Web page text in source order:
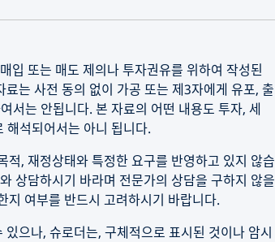
입 또는 매도 제의나 투자권유를 위하여 작성된
는 사전 동의 없이 가공 또는 제3자에게 유포, 출
서는 안됩니다. 본 자료의 어떤 내용도 투자, 세
해석되어서는 아니 됩니다.
, 재정상태와 특정한 요구를 반영하고 있지 않습
상담하시기 바라며 전문가의 상담을 구하지 않을
지 여부를 반드시 고려하시기 바랍니다.
으나, 슈로더는, 구체적으로 표시된 것이나 암시